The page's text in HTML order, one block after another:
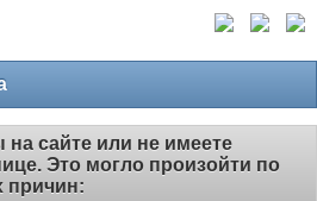
сайте или не имеете
Это могло произойти по
причин: